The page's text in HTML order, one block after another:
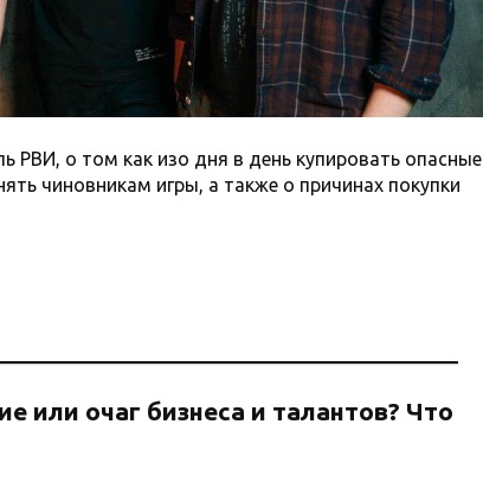
РВИ, о том как изо дня в день купировать опасные
чиновникам игры, а также о причинах покупки
или очаг бизнеса и талантов? Что